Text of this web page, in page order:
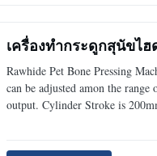
เครื่องทำกระดูกสุนัขไ
Rawhide Pet Bone Pressing
can be adjusted amon the
output. Cylinder Stroke is